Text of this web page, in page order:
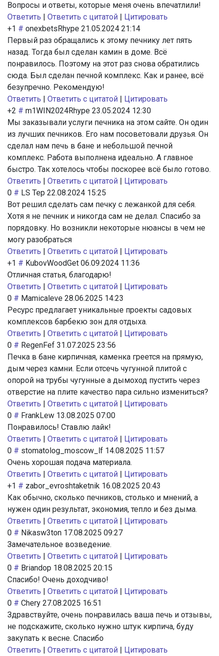
Вопросы и ответы, которые меня очень впечатлили!
Ответить | Ответить с цитатой | Цитировать
+1 # onexbetsRhype 21.05.2024 21:14
Первый раз обращались к этому печнику лет пять
назад. Тогда был сделан камин в доме. Всё
понравилось. Поэтому на этот раз снова обратились
сюда. Был сделан печной комплекс. Как и ранее, всё
безупречно. Рекомендую!
Ответить | Ответить с цитатой | Цитировать
+2 # m1WIN2024Rhype 23.05.2024 12:30
Мы заказывали услуги печника на этом сайте. Он один
из лучших печников. Его нам посоветовали друзья. Он
сделал нам печь в бане и небольшой печной
комплекс. Работа выполнена идеально. А главное
быстро. Так хотелось чтобы поскорее всё было готово.
Ответить | Ответить с цитатой | Цитировать
0 # LS Tep 22.08.2024 15:25
Вот решил сделать сам печку с лежанкой для себя.
Хотя я не печник и никогда сам не делал. Спасибо за
порядовку. Но возникли некоторые нюансы в чем не
могу разобраться
Ответить | Ответить с цитатой | Цитировать
+1 # KubovWoodGet 06.09.2024 11:36
Отличная статья, благодарю!
Ответить | Ответить с цитатой | Цитировать
0 # Mamicaleve 28.06.2025 14:23
Ресурс предлагает уникальные проекты садовых
комплексов барбекю зон для отдыха.
Ответить | Ответить с цитатой | Цитировать
0 # RegenFef 31.07.2025 23:56
Печка в бане кирпичная, каменка греется на прямую,
дым через камни. Если отсечь чугунной плитой с
опорой на трубы чугунные а дымоход пустить через
отверстие на плите качество пара сильно измениться?
Ответить | Ответить с цитатой | Цитировать
0 # FrankLew 13.08.2025 07:00
Понравилось! Ставлю лайк!
Ответить | Ответить с цитатой | Цитировать
0 # stomatolog_moscow_lf 14.08.2025 11:57
Очень хорошая подача материала.
Ответить | Ответить с цитатой | Цитировать
+1 # zabor_evroshtaketnik 16.08.2025 20:43
Как обычно, сколько печников, столько и мнений, а
нужен один результат, экономия, тепло и без дыма.
Ответить | Ответить с цитатой | Цитировать
0 # Nikasw3ton 17.08.2025 09:27
Замечательное возведение.
Ответить | Ответить с цитатой | Цитировать
0 # Briandop 18.08.2025 20:15
Спасибо! Очень доходчиво!
Ответить | Ответить с цитатой | Цитировать
0 # Chery 27.08.2025 16:51
Здравствуйте, очень понравилась ваша печь и отзывы,
не подскажите, сколько нужно штук кирпича, буду
закупать к весне. Спасибо
Ответить | Ответить с цитатой | Цитировать